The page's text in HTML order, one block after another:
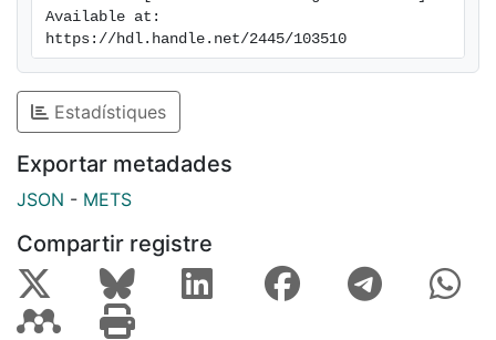
Available at:
https://hdl.handle.net/2445/103510
Estadístiques
Exportar metadades
JSON - METS
Compartir registre